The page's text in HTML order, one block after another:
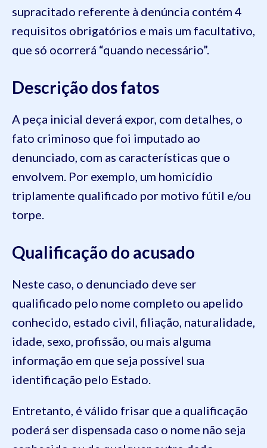
supracitado referente à denúncia contém 4
requisitos obrigatórios e mais um facultativo,
que só ocorrerá “quando necessário”.
Descrição dos fatos
A peça inicial deverá expor, com detalhes, o
fato criminoso que foi imputado ao
denunciado, com as características que o
envolvem. Por exemplo, um homicídio
triplamente qualificado por motivo fútil e/ou
torpe.
Qualificação do acusado
Neste caso, o denunciado deve ser
qualificado pelo nome completo ou apelido
conhecido, estado civil, filiação, naturalidade,
idade, sexo, profissão, ou mais alguma
informação em que seja possível sua
identificação pelo Estado.
Entretanto, é válido frisar que a qualificação
poderá ser dispensada caso o nome não seja